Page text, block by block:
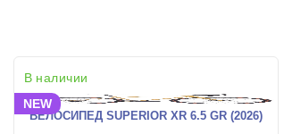
В наличии
NEW
ВЕЛОСИПЕД SUPERIOR XR 6.5 GR (2026)